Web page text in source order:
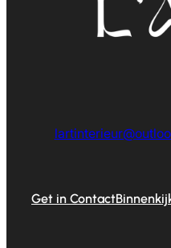
Get in Contact